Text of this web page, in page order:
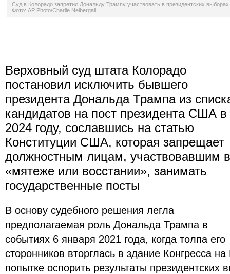
Суд в Колорадо запретил Дональду Трампу участвовать в президентских выборах.
Фото: AP Photo/Charlie Neibergall
Верховный суд штата Колорадо
постановил исключить бывшего
президента Дональда Трампа из
кандидатов на пост президента США в
2024 году, сославшись на статью
Конституции США, которая запрещает
должностным лицам, участвовавшим в
«мятеже или восстании», занимать
государственные посты
В основу судебного решения легла
предполагаемая роль Дональда Трампа в
событиях 6 января 2021 года, когда толпа его
сторонников вторглась в здание Конгресса
попытке оспорить результаты президентских